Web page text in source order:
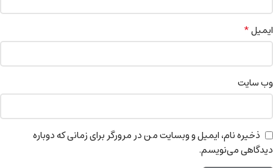
ایمیل*
وب‌ سایت
ذخیره نام، ایمیل و وبسایت من در مرورگر برای زمانی که دوباره
دیدگاهی می‌نویسم.